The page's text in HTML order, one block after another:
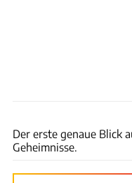
Der erste genaue Blick
Geheimnisse.